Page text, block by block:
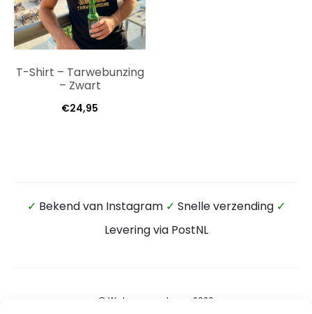
T-Shirt – Tarwebunzing
– Zwart
€24,95
✓ Bekend van Instagram ✓ Snelle verzending ✓
Levering via PostNL
© Wateensound.com 2026